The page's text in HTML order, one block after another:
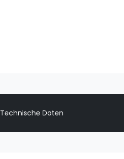
Technische Daten